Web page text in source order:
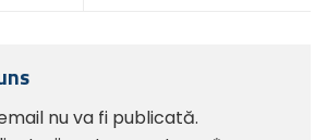
nu va fi publicată.